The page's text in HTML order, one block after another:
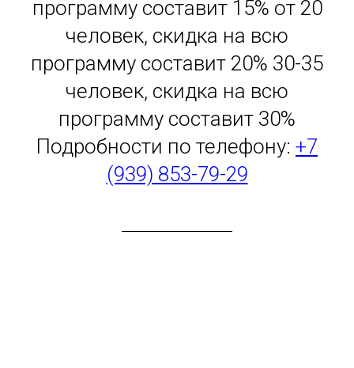
программу составит 15% от 20
человек, скидка на всю
программу составит 20% 30-35
человек, скидка на всю
программу составит 30%
Подробности по телефону: +7
(939) 853-79-29